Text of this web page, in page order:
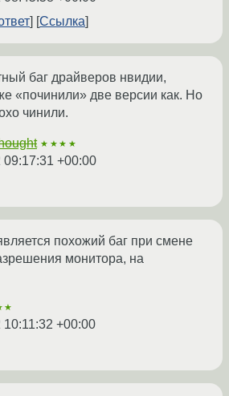
Ссылка
баг драйверов нвидии,
«починили» две версии как. Но
чинили.
★★★★
09:17:31 +00:00
похожий баг при смене
монитора, на
10:11:32 +00:00